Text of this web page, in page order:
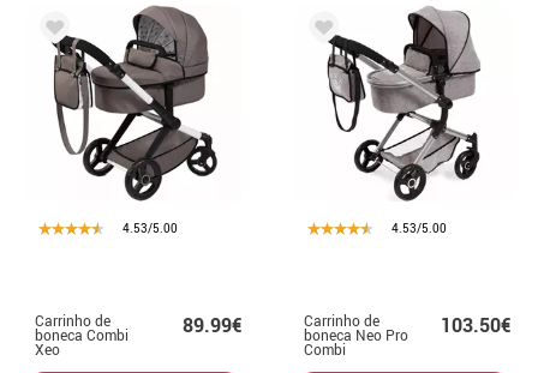
4.53/5.00
Carrinho de
boneca Combi
Xeo
89.99€
4.53/5.00
Carrinho de
boneca Neo Pro
Combi
103.50€